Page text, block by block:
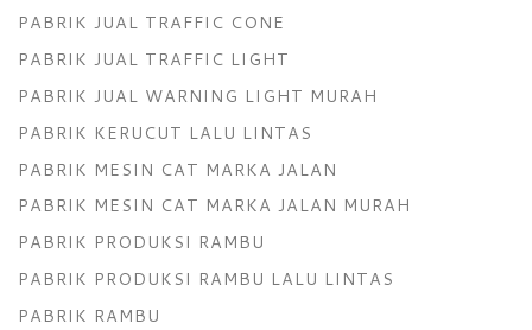
PABRIK JUAL TRAFFIC CONE
PABRIK JUAL TRAFFIC LIGHT
PABRIK JUAL WARNING LIGHT MURAH
PABRIK KERUCUT LALU LINTAS
PABRIK MESIN CAT MARKA JALAN
PABRIK MESIN CAT MARKA JALAN MURAH
PABRIK PRODUKSI RAMBU
PABRIK PRODUKSI RAMBU LALU LINTAS
PABRIK RAMBU